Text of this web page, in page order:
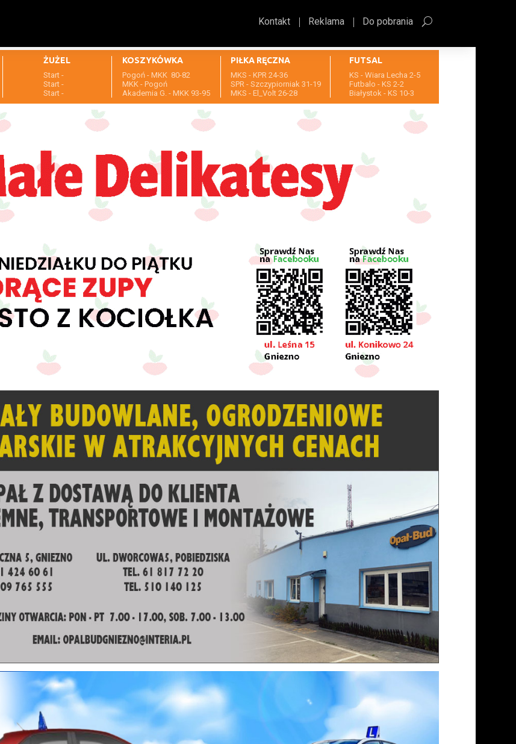
Kontakt Reklama Do pobrania
ŻUŻEL
Start -
Start -
Start -
KOSZYKÓWKA
Pogoń - MKK 80-82
MKK - Pogoń
Akademia G. - MKK 93-95
PIŁKA RĘCZNA
MKS - KPR 24-36
SPR - Szczypiorniak 31-19
MKS - El_Volt 26-28
FUTSAL
KS - Wiara Lecha 2-5
Futbalo - KS 2-2
Białystok - KS 10-3